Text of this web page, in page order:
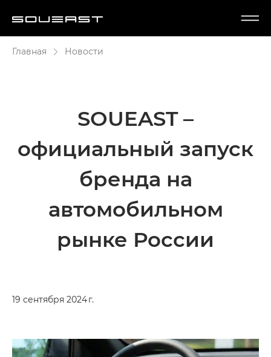
Главная Новости
SOUEAST –
официальный запуск
бренда на
автомобильном
рынке России
19 сентября 2024 г.